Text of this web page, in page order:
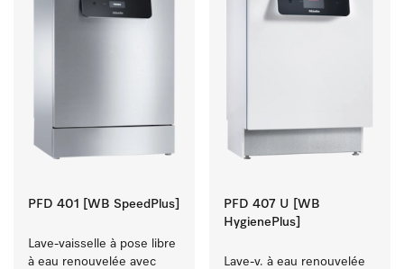
PFD 401 [WB SpeedPlus]
Lave-vaisselle à pose libre
à eau renouvelée avec
PFD 407 U [WB
HygienePlus]
Lave-v. à eau renouvelée